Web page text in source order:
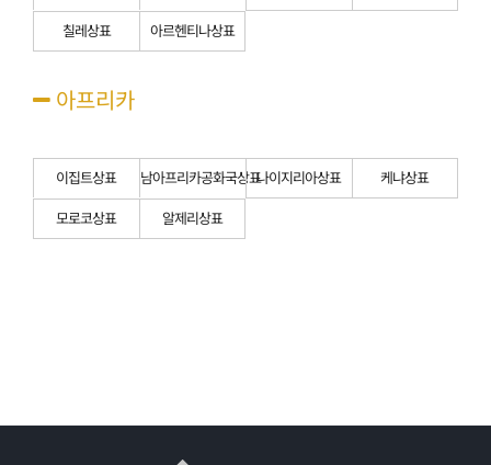
칠레상표 아르헨티나상표
아프리카
이집트상표 남아프리카공화국상표나이지리아상표 케냐상표
모로코상표 알제리상표